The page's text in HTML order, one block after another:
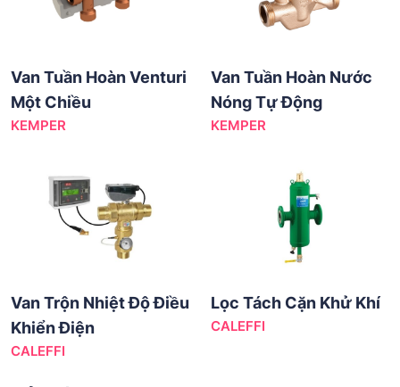
Van Tuần Hoàn Venturi
Một Chiều
KEMPER
Van Tuần Hoàn Nước
Nóng Tự Động
KEMPER
Van Trộn Nhiệt Độ Điều
Khiển Điện
CALEFFI
Lọc Tách Cặn Khử Khí
CALEFFI